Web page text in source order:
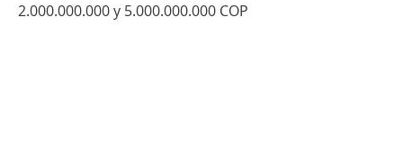
2.000.000.000 y 5.000.000.000 COP